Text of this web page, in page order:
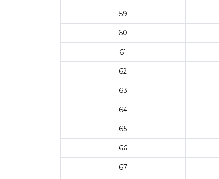
59
60
61
62
63
64
65
66
67